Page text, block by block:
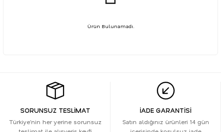
Ürün Bulunamadı.
SORUNSUZ TESLİMAT
Türkiye’nin her yerine sorunsuz
İADE GARANTİSİ
Satın aldığınız ürünleri 14 gün